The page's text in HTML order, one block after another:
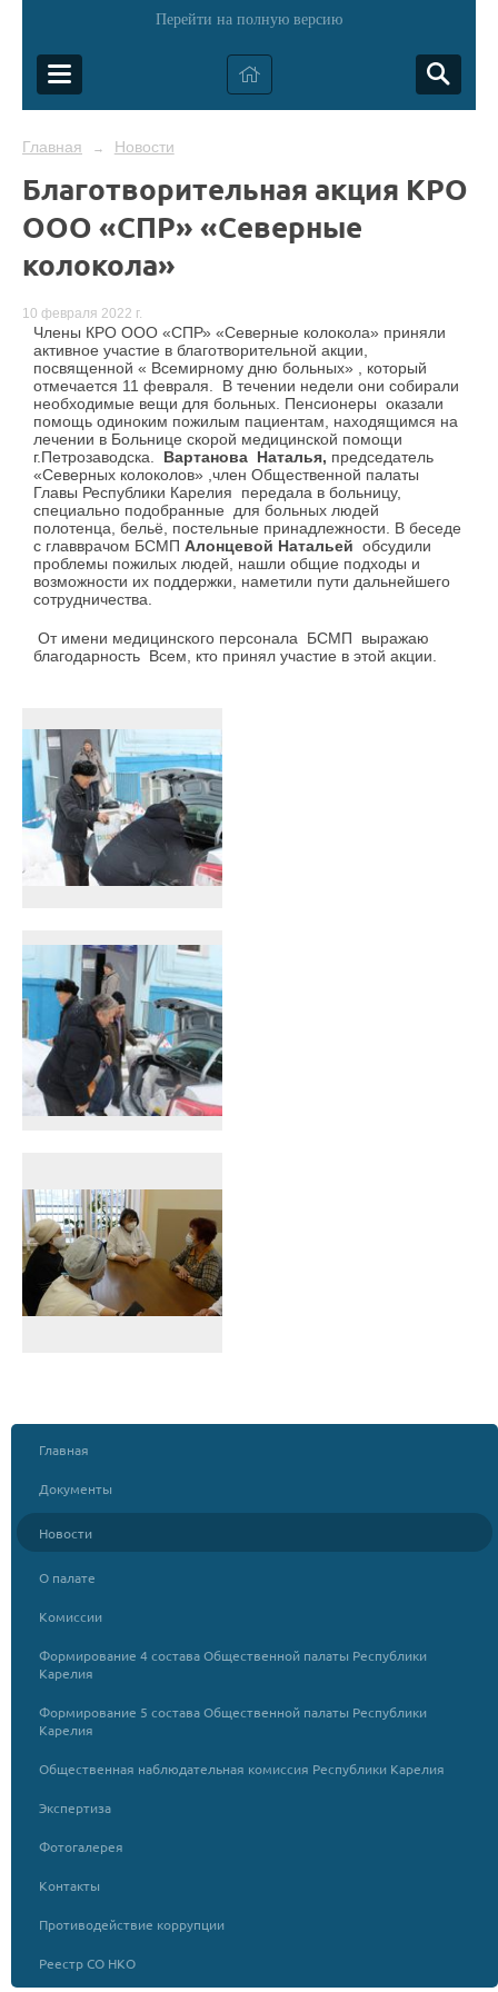
Перейти на полную версию
Главная → Новости
Благотворительная акция КРО
ООО «СПР» «Северные
колокола»
10 февраля 2022 г.
Члены КРО ООО «СПР» «Северные колокола» приняли
активное участие в благотворительной акции,
посвященной « Всемирному дню больных» , который
отмечается 11 февраля. В течении недели они собирали
необходимые вещи для больных. Пенсионеры оказали
помощь одиноким пожилым пациентам, находящимся на
лечении в Больнице скорой медицинской помощи
г.Петрозаводска. Вартанова Наталья, председатель
«Северных колоколов» ,член Общественной палаты
Главы Республики Карелия передала в больницу,
специально подобранные для больных людей
полотенца, бельё, постельные принадлежности. В беседе
с главврачом БСМП Алонцевой Натальей обсудили
проблемы пожилых людей, нашли общие подходы и
возможности их поддержки, наметили пути дальнейшего
сотрудничества.
От имени медицинского персонала БСМП выражаю
благодарность Всем, кто принял участие в этой акции.
Главная
Документы
Новости
О палате
Комиссии
Формирование 4 состава Общественной палаты Республики
Карелия
Формирование 5 состава Общественной палаты Республики
Карелия
Общественная наблюдательная комиссия Республики Карелия
Экспертиза
Фотогалерея
Контакты
Противодействие коррупции
Реестр СО НКО